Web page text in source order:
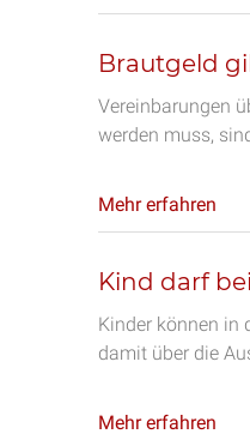
Brautgeld
Vereinbarungen
werden muss,
Mehr erfahren
Kind darf
Kinder können in
damit über die
Mehr erfahren